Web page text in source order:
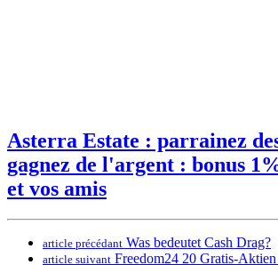
Asterra Estate : parrainez
gagnez de l'argent : bonus
et vos amis
article précédant Was bedeutet Cash Drag?
article suivant Freedom24 20 Gratis-